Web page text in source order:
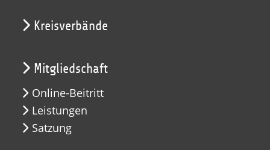
Kreisverbände
Mitgliedschaft
Online-Beitritt
Leistungen
Satzung